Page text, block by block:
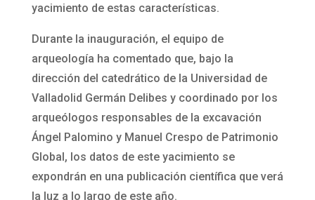
yacimiento de estas características.
Durante la inauguración, el equipo de
arqueología ha comentado que, bajo la
dirección del catedrático de la Universidad de
Valladolid Germán Delibes y coordinado por los
arqueólogos responsables de la excavación
Ángel Palomino y Manuel Crespo de Patrimonio
Global, los datos de este yacimiento se
expondrán en una publicación científica que verá
la luz a lo largo de este año.